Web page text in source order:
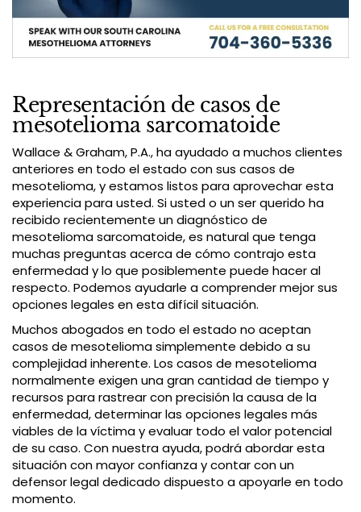
Representación de casos de
mesotelioma sarcomatoide
Wallace & Graham, P.A., ha ayudado a muchos clientes
anteriores en todo el estado con sus casos de
mesotelioma, y estamos listos para aprovechar esta
experiencia para usted. Si usted o un ser querido ha
recibido recientemente un diagnóstico de
mesotelioma sarcomatoide, es natural que tenga
muchas preguntas acerca de cómo contrajo esta
enfermedad y lo que posiblemente puede hacer al
respecto. Podemos ayudarle a comprender mejor sus
opciones legales en esta difícil situación.
Muchos abogados en todo el estado no aceptan
casos de mesotelioma simplemente debido a su
complejidad inherente. Los casos de mesotelioma
normalmente exigen una gran cantidad de tiempo y
recursos para rastrear con precisión la causa de la
enfermedad, determinar las opciones legales más
viables de la víctima y evaluar todo el valor potencial
de su caso. Con nuestra ayuda, podrá abordar esta
situación con mayor confianza y contar con un
defensor legal dedicado dispuesto a apoyarle en todo
momento.